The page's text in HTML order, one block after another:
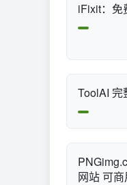
iFixit：免
ToolAI 完
网站 可